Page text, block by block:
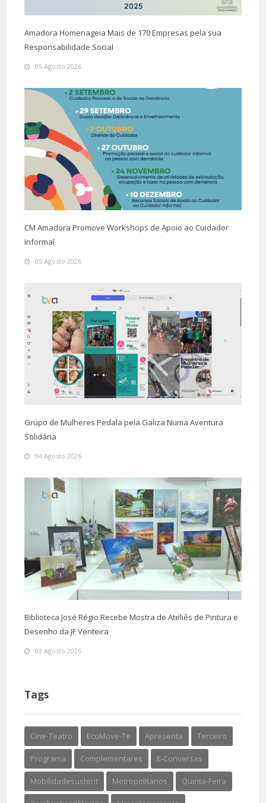
Amadora Homenageia Mais de 170 Empresas pela sua
Responsabilidade Social
05 Agosto 2026
CM Amadora Promove Workshops de Apoio ao Cuidador
Informal
05 Agosto 2026
Grupo de Mulheres Pedala pela Galiza Numa Aventura
Solidária
04 Agosto 2026
Biblioteca José Régio Recebe Mostra de Ateliês de Pintura e
Desenho da JF Venteira
03 Agosto 2026
Tags
Cine-Teatro EcoMove-Te Apresenta Terceiro
Programa Complementares E-Conversas
Mobilidadesustent Metropolitanos Quinta-Feira